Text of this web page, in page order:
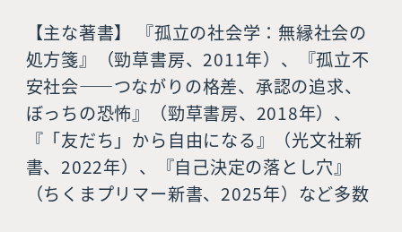
【主な著書】 『孤立の社会学：無縁社会の
処方箋』（勁草書房、2011年）、『孤立不
安社会――つながりの格差、承認の追求、
ぼっちの恐怖』（勁草書房、2018年）、
『「友だち」から自由になる』（光文社新
書、2022年）、『自己決定の落とし穴』
（ちくまプリマー新書、2025年）など多数